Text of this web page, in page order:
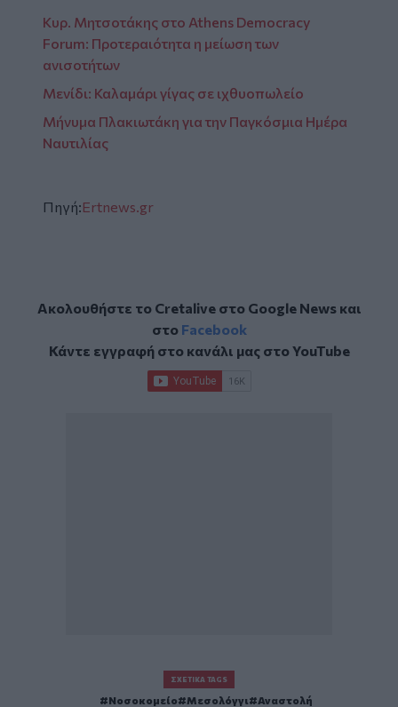
Κυρ. Μητσοτάκης στο Athens Democracy
Forum: Προτεραιότητα η μείωση των
ανισοτήτων
Μενίδι: Καλαμάρι γίγας σε ιχθυοπωλείο
Μήνυμα Πλακιωτάκη για την Παγκόσμια Ημέρα
Ναυτιλίας
Πηγή:Ertnews.gr
Ακολουθήστε το Cretalive στο Google Newsκαι
στο Facebook
Κάντε εγγραφή στο κανάλι μας στοYouTube
ΣΧΕΤΙΚΆ TAGS
Νοσοκομείο Μεσολόγγι Αναστολή